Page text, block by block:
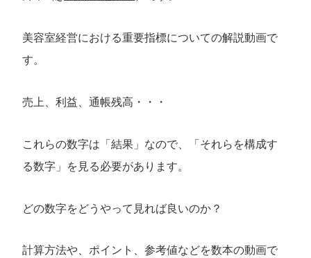
美容室経営における重要指標についての解説動画で
す。
売上、利益、通帳残高・・・
これらの数字は「結果」なので、「それらを構成す
る数字」を見る必要があります。
どの数字をどうやって見れば良いのか？
計算方法や、ポイント、参考値などを数本の動画で